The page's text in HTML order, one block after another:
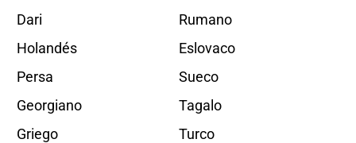
Dari
Holandés
Persa
Georgiano
Griego
Rumano
Eslovaco
Sueco
Tagalo
Turco